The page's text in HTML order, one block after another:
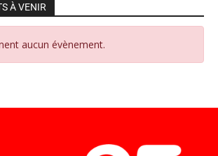
À VENIR
aucun évènement.